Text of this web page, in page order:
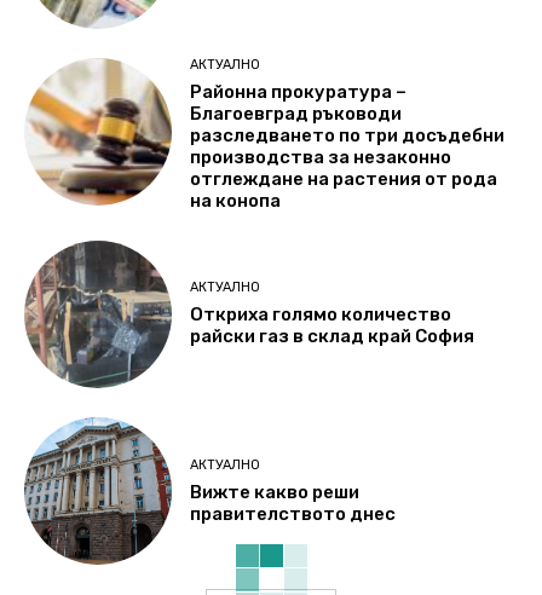
АКТУАЛНО
Районна прокуратура –
Благоевград ръководи
разследването по три досъдебни
производства за незаконно
отглеждане на растения от рода
на конопа
АКТУАЛНО
Откриха голямо количество
райски газ в склад край София
АКТУАЛНО
Вижте какво реши
правителството днес